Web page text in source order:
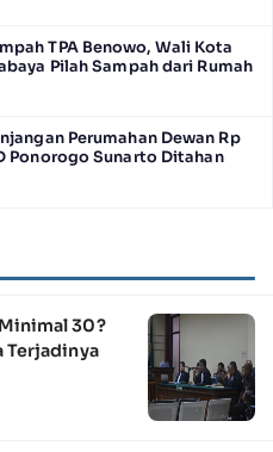
TPA Benowo, Wali Kota
Pilah Sampah dari Rumah
Perumahan Dewan Rp
Ponorogo Sunarto Ditahan
30?
Terjadinya